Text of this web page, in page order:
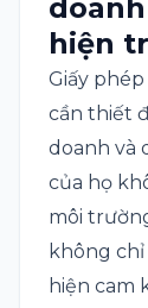
hiện
Giấy
cần thiết
doanh và
của họ
môi
không
hiện cam